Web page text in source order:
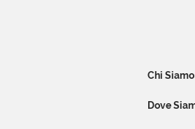
Chi Siamo
Dove